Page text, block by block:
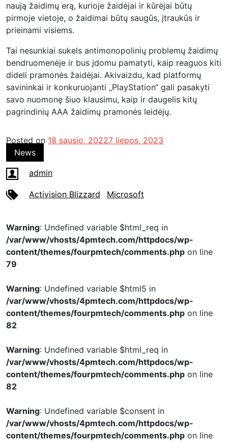
naują žaidimų erą, kurioje žaidėjai ir kūrėjai būtų
pirmoje vietoje, o žaidimai būtų saugūs, įtraukūs ir
prieinami visiems.
Tai nesunkiai sukels antimonopolinių problemų žaidimų
bendruomenėje ir bus įdomu pamatyti, kaip reaguos kiti
dideli pramonės žaidėjai. Akivaizdu, kad platformų
savininkai ir konkuruojanti „PlayStation“ gali pasakyti
savo nuomonę šiuo klausimu, kaip ir daugelis kitų
pagrindinių AAA žaidimų pramonės leidėjų.
Posted on 18 sausio, 20227 liepos, 2023
News
admin
Activision Blizzard Microsoft
Warning: Undefined variable $html_req in
/var/www/vhosts/4pmtech.com/httpdocs/wp-
content/themes/fourpmtech/comments.php on line
79
Warning: Undefined variable $html5 in
/var/www/vhosts/4pmtech.com/httpdocs/wp-
content/themes/fourpmtech/comments.php on line
82
Warning: Undefined variable $html_req in
/var/www/vhosts/4pmtech.com/httpdocs/wp-
content/themes/fourpmtech/comments.php on line
82
Warning: Undefined variable $consent in
/var/www/vhosts/4pmtech.com/httpdocs/wp-
content/themes/fourpmtech/comments.php on line